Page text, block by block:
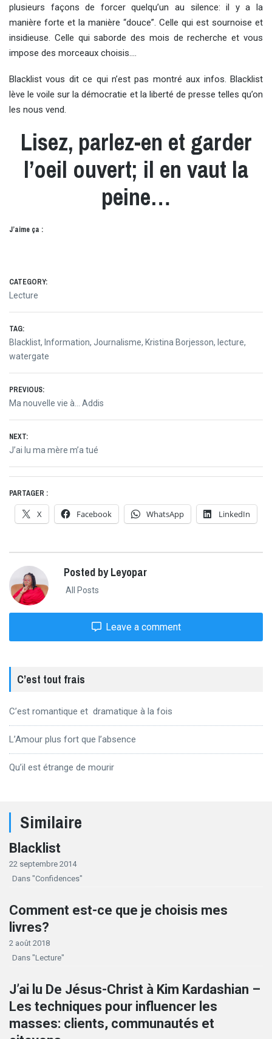
plusieurs façons de forcer quelqu’un au silence: il y a la
manière forte et la manière “douce”. Celle qui est sournoise et
insidieuse. Celle qui saborde des mois de recherche et vous
impose des morceaux choisis….
Blacklist vous dit ce qui n’est pas montré aux infos. Blacklist
lève le voile sur la démocratie et la liberté de presse telles qu’on
les nous vend.
Lisez, parlez-en et garder
l’oeil ouvert; il en vaut la
peine…
J’aime ça :
CATEGORY:
Lecture
TAG:
Blacklist, Information, Journalisme, Kristina Borjesson, lecture,
watergate
Navigation
de
l’article
PREVIOUS:
Previous
post:
Ma nouvelle vie à… Addis
NEXT:
Next
post:
J’ai lu ma mère m’a tué
PARTAGER :
X Facebook WhatsApp LinkedIn
Posted by Leyopar
All Posts
Leave a comment
C’est tout frais
C’est romantique et dramatique à la fois
L’Amour plus fort que l’absence
Qu’il est étrange de mourir
Similaire
Blacklist
22 septembre 2014
Dans "Confidences"
Comment est-ce que je choisis mes
livres?
2 août 2018
Dans "Lecture"
J’ai lu De Jésus-Christ à Kim Kardashian –
Les techniques pour influencer les
masses: clients, communautés et